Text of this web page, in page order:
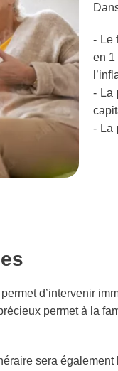
Le
en 1
La
La
d’intervenir
permet à la
sera